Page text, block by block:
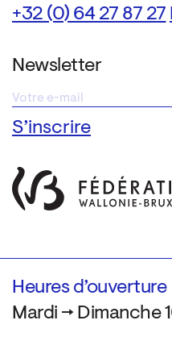
+32 (0) 64 27 87 27
Newsletter
Heures d’ouverture
Mardi → Dimanche